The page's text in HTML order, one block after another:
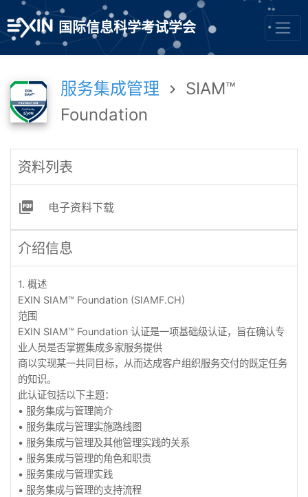
国际信息科学考试学会
服务集成管理 
SIAM™
Foundation
资料列表
 电子资料下载
介绍信息
1. 概述
EXIN SIAM™ Foundation (SIAMF.CH)
范围
EXIN SIAM™ Foundation 认证是一项基础级认证，旨在确认专
业人员是否掌握集成多家服务提供
商以实现某一共同目标，从而达成客户组织服务交付的既定任务
的知识。
此认证包括以下主题：
• 服务集成与管理简介
• 服务集成与管理实施路线图
• 服务集成与管理及其他管理实践的关系
• 服务集成与管理的角色和职责
• 服务集成与管理实践
• 服务集成与管理的支持流程